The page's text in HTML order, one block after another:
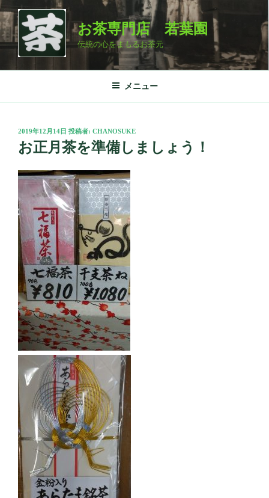
コ
ン
テ
お茶専門店 若葉園
伝統の心をまもるお茶元
メニュー
投
稿
日:
2019年12月14日 投稿者: CHANOSUKE
お正月茶を準備しましょう！